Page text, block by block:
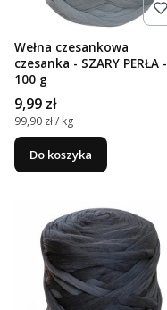
Wełna czesankowa
czesanka - SZARY PERŁA -
100 g
Cena
9,99 zł
Cena jednostkowa
99,90 zł / kg
Do koszyka